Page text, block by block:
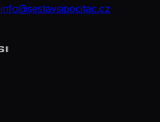
info@sestavsipocitac.cz